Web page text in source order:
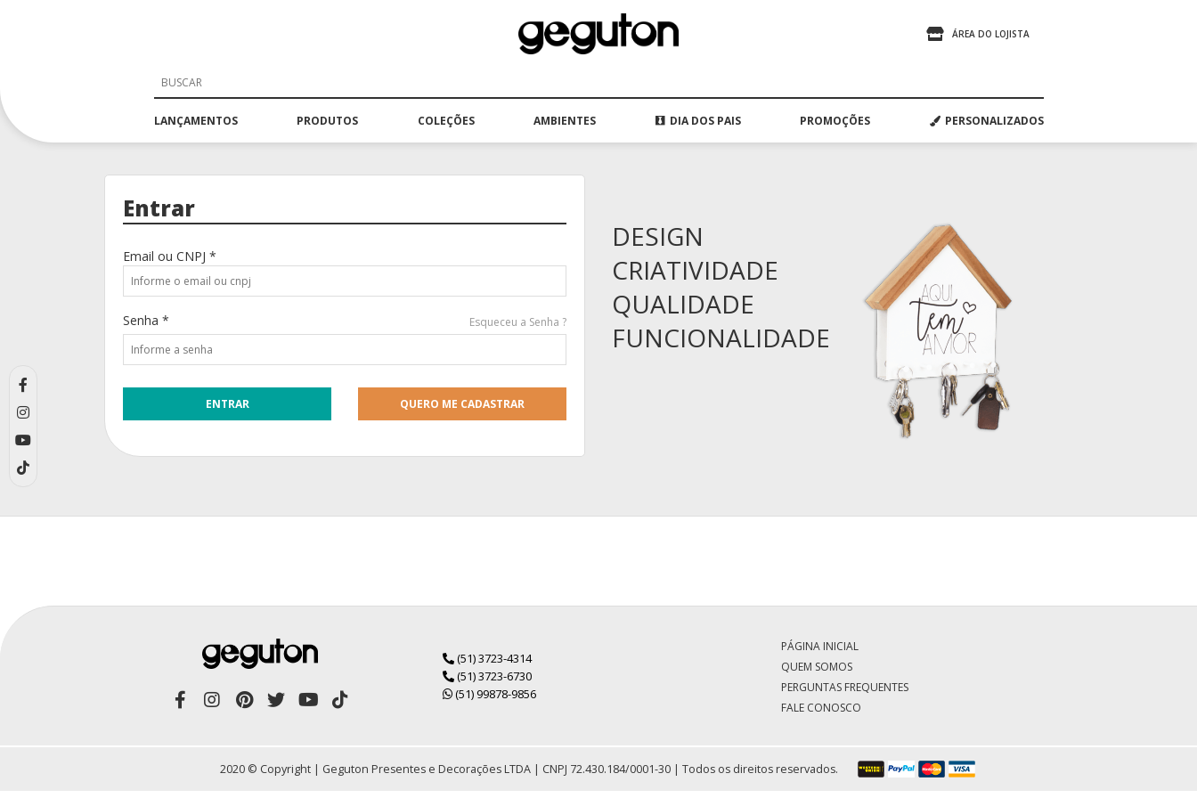
ÁREA DO LOJISTA
LANÇAMENTOS PRODUTOS COLEÇÕES AMBIENTES DIA DOS PAIS PROMOÇÕES PERSONALIZADOS
Entrar
Email ou CNPJ *
Senha * Esqueceu a Senha ?
QUERO ME CADASTRAR
DESIGN
CRIATIVIDADE
QUALIDADE
FUNCIONALIDADE
(51) 3723-4314
(51) 3723-6730
(51) 99878-9856
PÁGINA INICIAL
QUEM SOMOS
PERGUNTAS FREQUENTES
FALE CONOSCO
2020 © Copyright | Geguton Presentes e Decorações LTDA | CNPJ 72.430.184/0001-30 | Todos os direitos reservados.